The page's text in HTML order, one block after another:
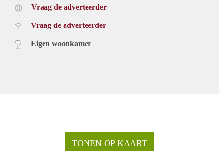
Vraag de adverteerder
Vraag de adverteerder
Eigen woonkamer
TONEN OP KAART